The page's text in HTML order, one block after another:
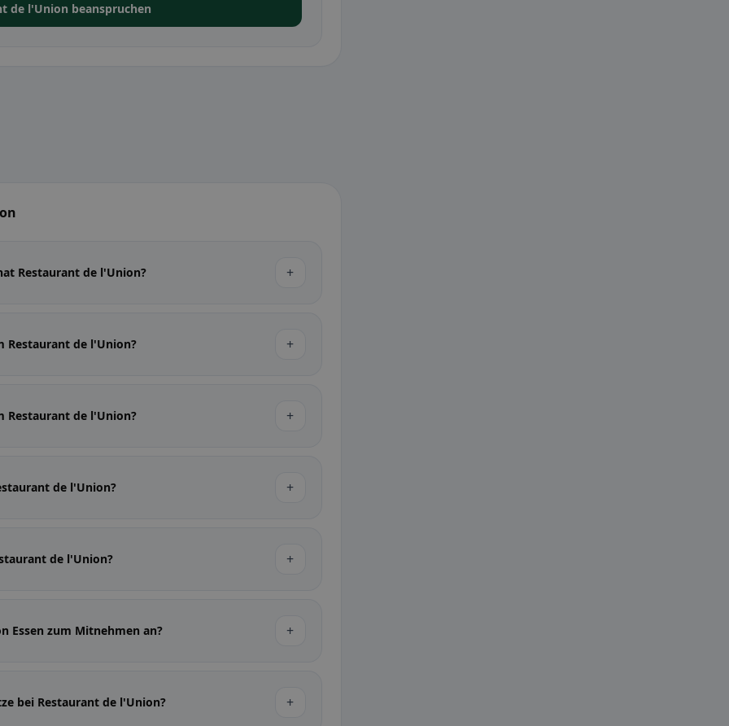
de l'Union beanspruchen
Restaurant de l'Union? +
Restaurant de l'Union? +
Restaurant de l'Union? +
de l'Union? +
de l'Union? +
Essen zum Mitnehmen an? +
bei Restaurant de l'Union? +